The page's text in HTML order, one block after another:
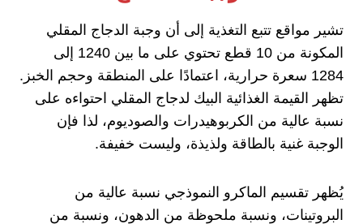
تشير مواقع تتبع التغذية إلى أن وجبة الدجاج المقلي
المكونة من 10 قطع تحتوي على ما بين 1240 إلى
1284 سعرة حرارية، اعتمادًا على المنطقة وحجم الخبز.
تظهر القيمة الغذائية البيك لدجاج المقلي احتواءه على
نسبة عالية من الكربوهيدرات والصوديوم، لذا فإن
الوجبة غنية بالطاقة ولذيذة، وليست خفيفة.
يُظهر تقسيم الماكرو النموذجي نسبة عالية من
البروتينات، ونسبة ملحوظة من الدهون، ونسبة من